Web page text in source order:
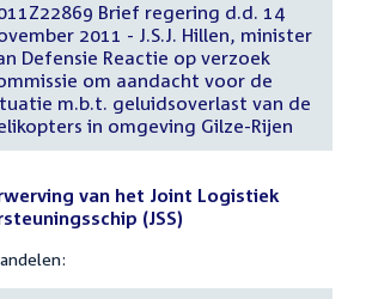
Brief regering d.d. 14
2011 - J.S.J. Hillen, minister
Defensie Reactie op verzoek
om aandacht voor de
m.b.t. geluidsoverlast van de
in omgeving Gilze-Rijen
van het Joint Logistiek
(JSS)